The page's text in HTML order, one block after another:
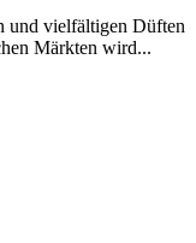
und vielfältigen Düften
Märkten wird...